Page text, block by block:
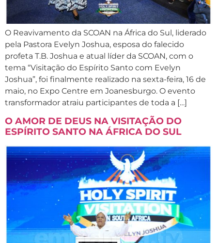
O Reavivamento da SCOAN na África do Sul, liderado
pela Pastora Evelyn Joshua, esposa do falecido
profeta T.B. Joshua e atual líder da SCOAN, com o
tema “Visitação do Espírito Santo com Evelyn
Joshua”, foi finalmente realizado na sexta-feira, 16 de
maio, no Expo Centre em Joanesburgo. O evento
transformador atraiu participantes de toda a […]
O AMOR DE DEUS NA VISITAÇÃO DO
ESPÍRITO SANTO NA ÁFRICA DO SUL